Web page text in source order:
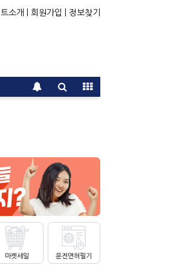
소개 | 회원가입 | 정보찾기
운전면허 문의 광고
마켓세일
운전면허필기